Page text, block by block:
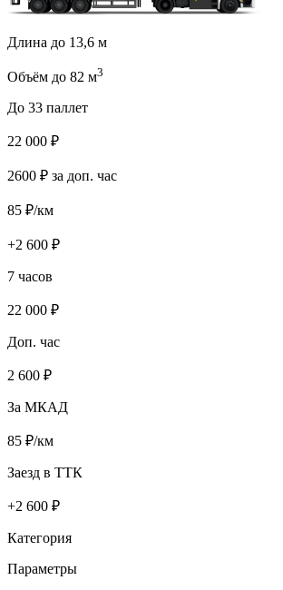
Длина до 13,6 м
Объём до 82 м3
До 33 паллет
22 000 ₽
2600 ₽ за доп. час
85 ₽/км
+2 600 ₽
7 часов
22 000 ₽
Доп. час
2 600 ₽
За МКАД
85 ₽/км
Заезд в ТТК
+2 600 ₽
Категория
Параметры